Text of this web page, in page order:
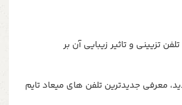
تزیینی و تاثیر زیبایی آن بر
معرفی جدیدترین تلفن های میعاد تایم